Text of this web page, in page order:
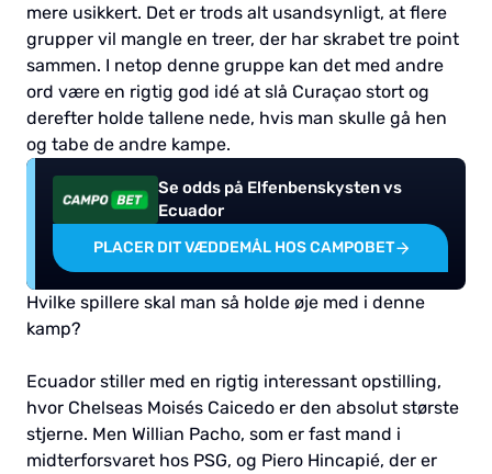
mere usikkert. Det er trods alt usandsynligt, at flere
grupper vil mangle en treer, der har skrabet tre point
sammen. I netop denne gruppe kan det med andre
ord være en rigtig god idé at slå Curaçao stort og
derefter holde tallene nede, hvis man skulle gå hen
og tabe de andre kampe.
Se odds på Elfenbenskysten vs
Ecuador
PLACER DIT VÆDDEMÅL HOS CAMPOBET
Hvilke spillere skal man så holde øje med i denne
kamp?
Ecuador stiller med en rigtig interessant opstilling,
hvor Chelseas Moisés Caicedo er den absolut største
stjerne. Men Willian Pacho, som er fast mand i
midterforsvaret hos PSG, og Piero Hincapié, der er